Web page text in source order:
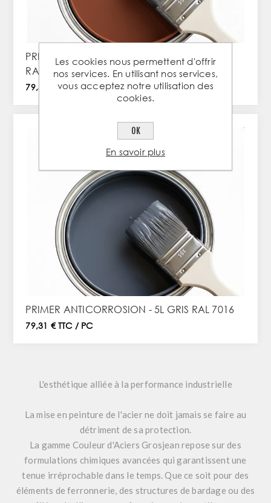
PRIMER ANTICORROSION - 5L BRUN ROUGE
RAL 8012
79,31 € TTC / PC
PRIMER ANTICORROSION - 5L GRIS RAL 7016
79,31 € TTC / PC
L'esthétique alliée à la performance industrielle
La mise en peinture de l'acier ne doit jamais se faire au
détriment de sa protection.
La gamme Couleur d'Aciers Grosjean repose sur des
formulations chimiques avancées qui garantissent une
tenue irréprochable dans le temps. Que ce soit pour des
éléments de ferronnerie, des structures de bardage ou des
Les cookies nous permettent d'offrir
nos services. En utilisant nos services,
vous acceptez notre utilisation des
cookies.
OK
En savoir plus